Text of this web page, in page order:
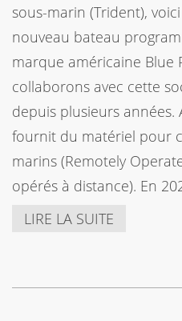
sous-marin (Trident),
nouveau bateau
marque américaine Blue
collaborons avec cette
depuis plusieurs années.
fournit du matériel pour
marins (Remotely
opérés à distance). En
LIRE LA SUITE